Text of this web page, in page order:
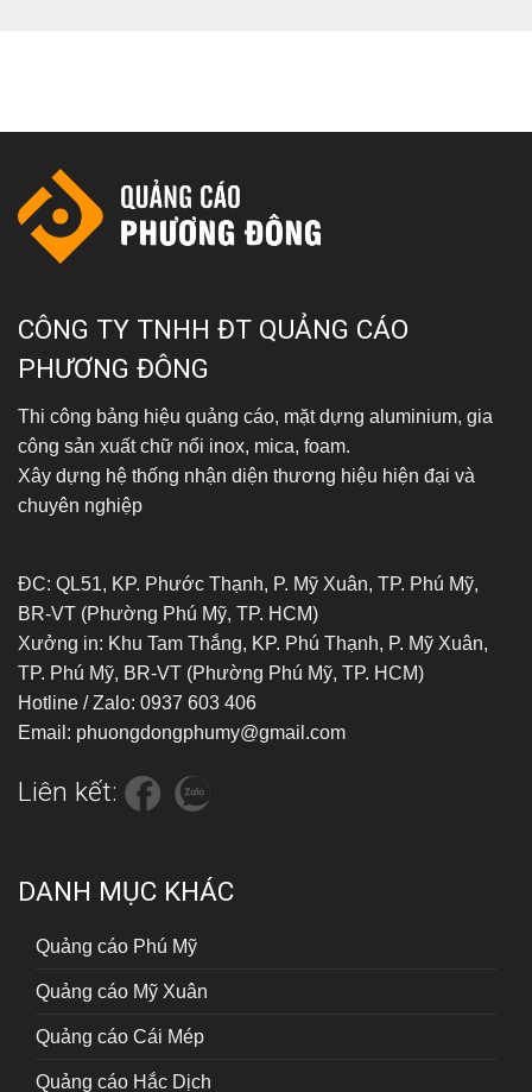
CÔNG TY TNHH ĐT QUẢNG CÁO
PHƯƠNG ĐÔNG
Thi công bảng hiệu quảng cáo, mặt dựng aluminium, gia
công sản xuất chữ nổi inox, mica, foam.
Xây dựng hệ thống nhận diện thương hiệu hiện đại và
chuyên nghiệp
ĐC: QL51, KP. Phước Thạnh, P. Mỹ Xuân, TP. Phú Mỹ,
BR-VT (Phường Phú Mỹ, TP. HCM)
Xưởng in: Khu Tam Thắng, KP. Phú Thạnh, P. Mỹ Xuân,
TP. Phú Mỹ, BR-VT (Phường Phú Mỹ, TP. HCM)
Hotline / Zalo: 0937 603 406
Email: phuongdongphumy@gmail.com
Liên kết:
DANH MỤC KHÁC
Quảng cáo Phú Mỹ
Quảng cáo Mỹ Xuân
Quảng cáo Cái Mép
Quảng cáo Hắc Dịch